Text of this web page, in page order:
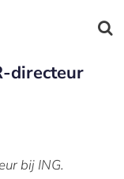
directeur
bij ING.